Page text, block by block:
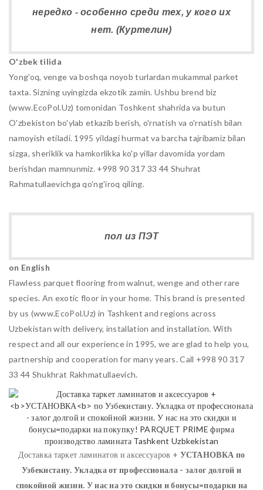
нередко - особенно среди тех, у кого их
нет. (Куртелин)
O'zbek tilida
Yong'oq, venge va boshqa noyob turlardan mukammal parket
taxta. Sizning uyingizda ekzotik zamin. Ushbu brend biz
(www.EcoPol.Uz) tomonidan Toshkent shahrida va butun
O'zbekiston bo'ylab etkazib berish, o'rnatish va o'rnatish bilan
namoyish etiladi. 1995 yildagi hurmat va barcha tajribamiz bilan
sizga, sheriklik va hamkorlikka ko'p yillar davomida yordam
berishdan mamnunmiz. +998 90 317 33 44 Shuhrat
Rahmatullaevichga qo'ng'iroq qiling.
пол из ПЭТ
on English
Flawless parquet flooring from walnut, wenge and other rare
species. An exotic floor in your home. This brand is presented
by us (www.EcoPol.Uz) in Tashkent and regions across
Uzbekistan with delivery, installation and installation. With
respect and all our experience in 1995, we are glad to help you,
partnership and cooperation for many years. Call +998 90 317
33 44 Shukhrat Rakhmatullaevich.
Доставка таркет ламинатов и аксессуаров + УСТАНОВКА по
Узбекистану. Укладка от профессионала - залог долгой и
спокойной жизни. У нас на это скидки и бонусы=подарки на